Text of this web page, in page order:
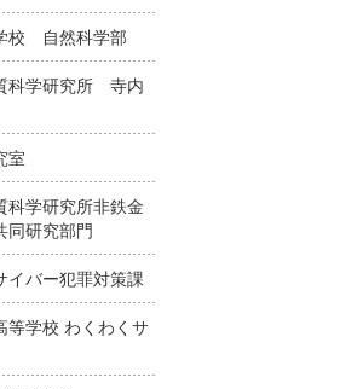
校 自然科学部
科学研究所 寺内
室
科学研究所非鉄金
同研究部門
イバー犯罪対策課
等学校 わくわくサ